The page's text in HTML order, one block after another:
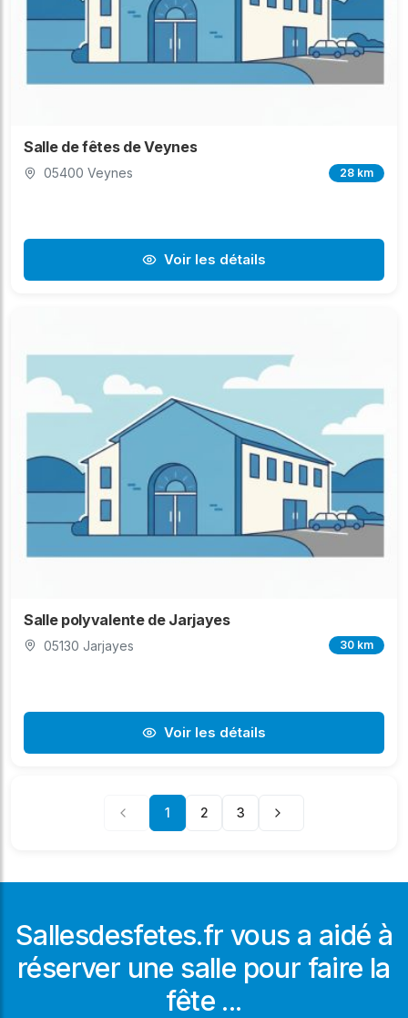
Salle de fêtes de Veynes
05400 Veynes 28 km
Voir les détails
Salle polyvalente de Jarjayes
05130 Jarjayes 30 km
Voir les détails
1 2 3
Sallesdesfetes.fr vous a aidé à
réserver une salle pour faire la
fête ...